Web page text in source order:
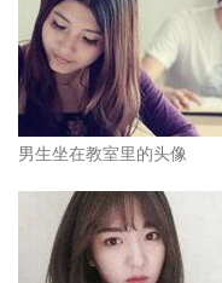
男生坐在教室里的头像